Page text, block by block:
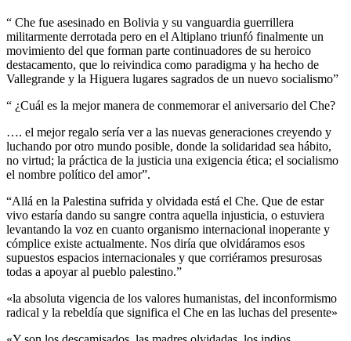
“ Che fue asesinado en Bolivia y su vanguardia guerrillera
militarmente derrotada pero en el Altiplano triunfó finalmente un
movimiento del que forman parte continuadores de su heroico
destacamento, que lo reivindica como paradigma y ha hecho de
Vallegrande y la Higuera lugares sagrados de un nuevo socialismo”
“ ¿Cuál es la mejor manera de conmemorar el aniversario del Che?
…. el mejor regalo sería ver a las nuevas generaciones creyendo y
luchando por otro mundo posible, donde la solidaridad sea hábito,
no virtud; la práctica de la justicia una exigencia ética; el socialismo
el nombre político del amor”.
“Allá en la Palestina sufrida y olvidada está el Che. Que de estar
vivo estaría dando su sangre contra aquella injusticia, o estuviera
levantando la voz en cuanto organismo internacional inoperante y
cómplice existe actualmente. Nos diría que olvidáramos esos
supuestos espacios internacionales y que corriéramos presurosas
todas a apoyar al pueblo palestino.”
«la absoluta vigencia de los valores humanistas, del inconformismo
radical y la rebeldía que significa el Che en las luchas del presente»